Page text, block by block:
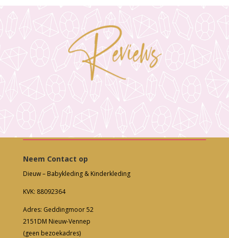
Neem Contact op
Dieuw – Babykleding & Kinderkleding
KVK: 88092364
Adres: Geddingmoor 52
2151DM Nieuw-Vennep
(geen bezoekadres)